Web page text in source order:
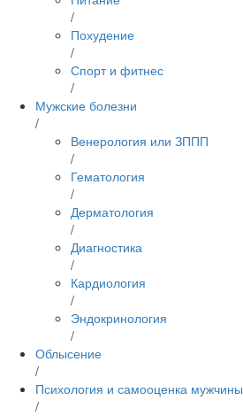
/
Похудение
/
Спорт и фитнес
/
Мужские болезни
/
Венерология или ЗППП
/
Гематология
/
Дерматология
/
Диагностика
/
Кардиология
/
Эндокринология
/
Облысение
/
Психология и самооценка мужчины
/